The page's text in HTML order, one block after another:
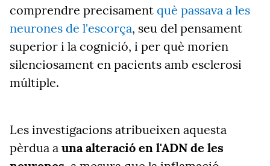
comprendre precisament què passava a les
neurones de l'escorça, seu del pensament
superior i la cognició, i per què morien
silenciosament en pacients amb esclerosi
múltiple.
Les investigacions atribueixen aquesta
pèrdua a una alteració en l'ADN de les